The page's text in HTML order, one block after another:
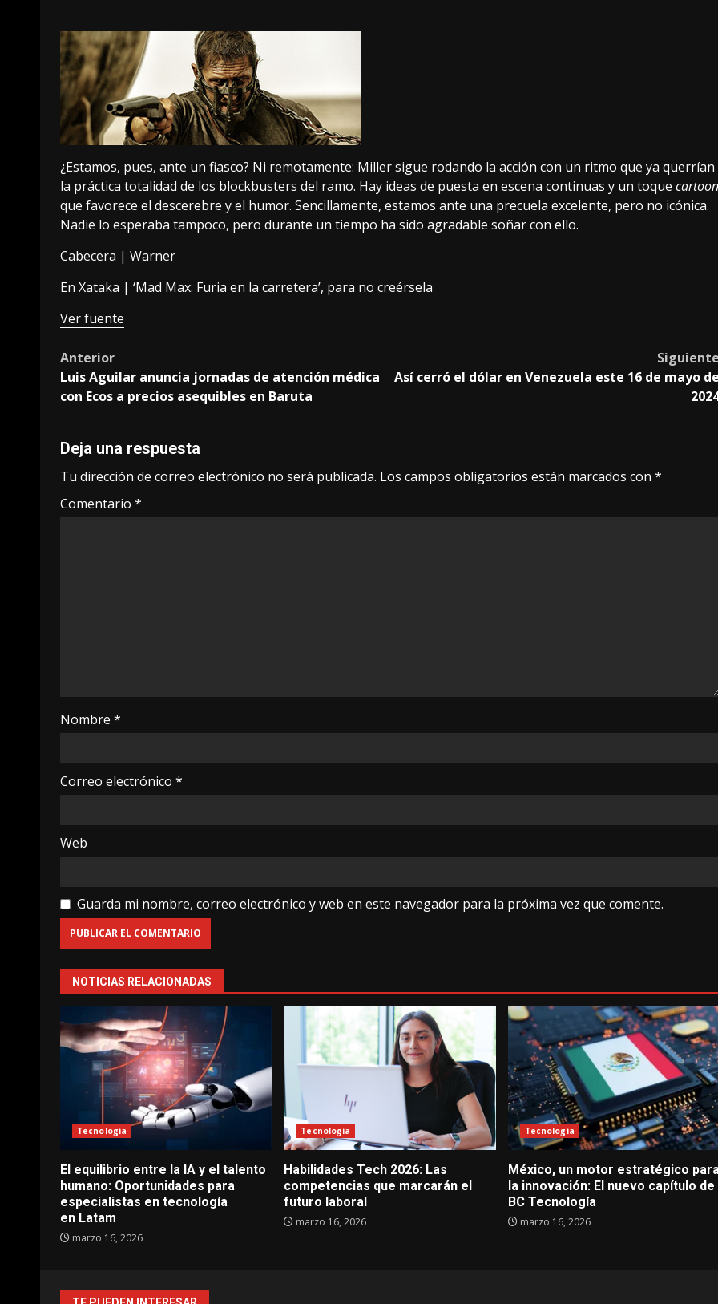
¿Estamos, pues, ante un fiasco? Ni remotamente: Miller sigue rodando la acción con un ritmo que ya querrían
la práctica totalidad de los blockbusters del ramo. Hay ideas de puesta en escena continuas y un toque cartoon
que favorece el descerebre y el humor. Sencillamente, estamos ante una precuela excelente, pero no icónica.
Nadie lo esperaba tampoco, pero durante un tiempo ha sido agradable soñar con ello.
Cabecera | Warner
En Xataka | ‘Mad Max: Furia en la carretera’, para no creérsela
Ver fuente
Post
navigation
Anterior
Luis Aguilar anuncia jornadas de atención médica
con Ecos a precios asequibles en Baruta
Así cerró el dólar en Venezuela este 16 de mayo
Deja una respuesta
Tu dirección de correo electrónico no será publicada. Los campos obligatorios están marcados con *
Comentario *
Nombre *
Correo electrónico *
Web
Guarda mi nombre, correo electrónico y web en este navegador para la próxima vez que comente.
NOTICIAS RELACIONADAS
Tecnología
El equilibrio entre la IA y el talento
humano: Oportunidades para
especialistas en tecnología
en Latam
marzo 16, 2026
Tecnología
Habilidades Tech 2026: Las
competencias que marcarán el
futuro laboral
marzo 16, 2026
Tecnología
México, un motor estratégico
la innovación: El nuevo capítulo de
BC Tecnología
marzo 16, 2026